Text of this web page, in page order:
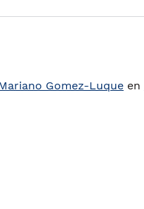
Gomez-Luque en